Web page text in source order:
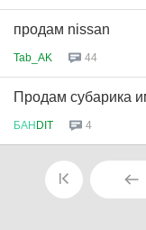
продам nissan
Tab_AK 44
Продам субарика
БАНDIT 4